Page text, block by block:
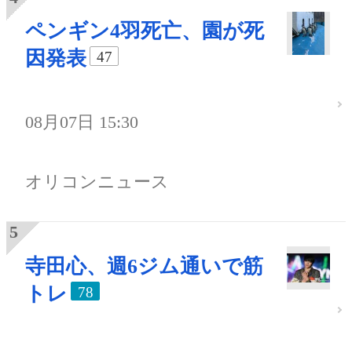
ペンギン4羽死亡、園が死
因発表
47
08月07日 15:30
オリコンニュース
寺田心、週6ジム通いで筋
トレ
78